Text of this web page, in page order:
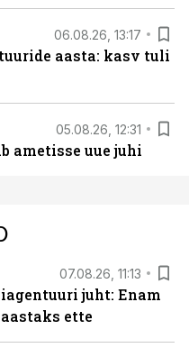
06.08.26, 13:17
aasta: kasv tuli
05.08.26, 12:31
ametisse uue juhi
07.08.26, 11:13
juht: Enam
ette